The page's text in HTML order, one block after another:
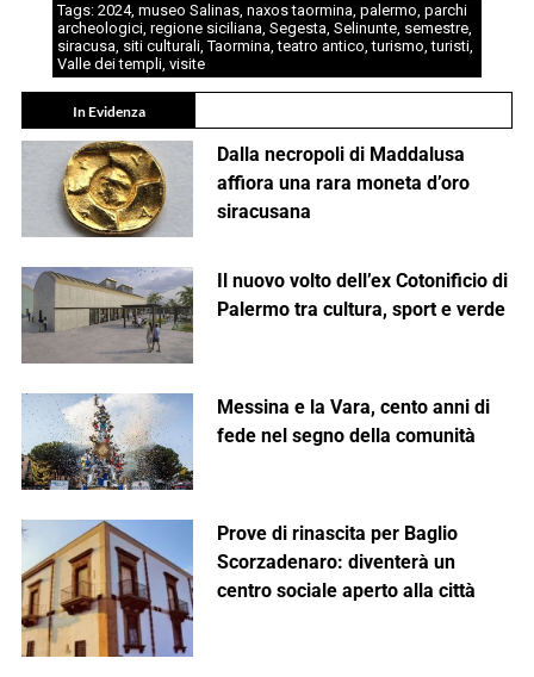
Tags: 2024, museo Salinas, naxos taormina, palermo, parchi
archeologici, regione siciliana, Segesta, Selinunte, semestre,
siracusa, siti culturali,Taormina,teatro antico,turismo,turisti,
Valle dei templi, visite
In Evidenza
Dalla necropoli di Maddalusa
affiora una rara moneta d’oro
siracusana
Il nuovo volto dell’ex Cotonificio di
Palermo tra cultura, sport e verde
Messina e la Vara, cento anni di
fede nel segno della comunità
Prove di rinascita per Baglio
Scorzadenaro: diventerà un
centro sociale aperto alla città